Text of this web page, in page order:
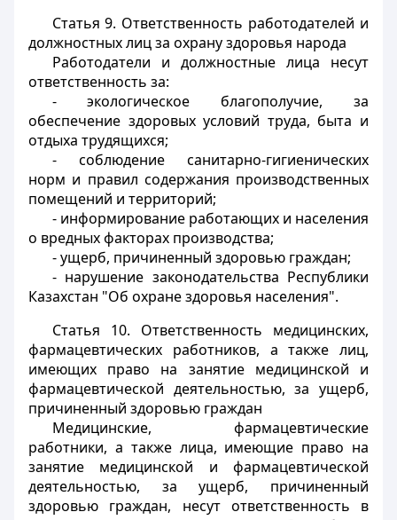
Статья 9. Ответственность работодателей и
должностных лиц за охрану здоровья народа
Работодатели и должностные лица несут
ответственность за:
- экологическое благополучие, за
обеспечение здоровых условий труда, быта и
отдыха трудящихся;
- соблюдение санитарно-гигиенических
норм и правил содержания производственных
помещений и территорий;
- информирование работающих и населения
о вредных факторах производства;
- ущерб, причиненный здоровью граждан;
- нарушение законодательства Республики
Казахстан "Об охране здоровья населения".
Статья 10. Ответственность медицинских,
фармацевтических работников, а также лиц,
имеющих право на занятие медицинской и
фармацевтической деятельностью, за ущерб,
причиненный здоровью граждан
Медицинские, фармацевтические
работники, а также лица, имеющие право на
занятие медицинской и фармацевтической
деятельностью, за ущерб, причиненный
здоровью граждан, несут ответственность в